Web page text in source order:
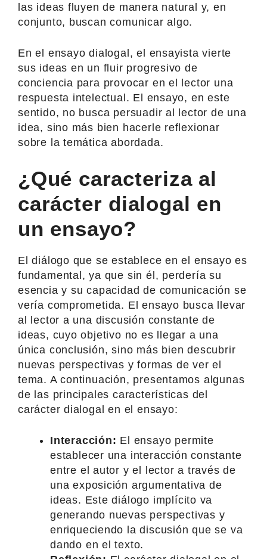
las ideas fluyen de manera natural y, en
conjunto, buscan comunicar algo.
En el ensayo dialogal, el ensayista vierte
sus ideas en un fluir progresivo de
conciencia para provocar en el lector una
respuesta intelectual. El ensayo, en este
sentido, no busca persuadir al lector de una
idea, sino más bien hacerle reflexionar
sobre la temática abordada.
¿Qué caracteriza al
carácter dialogal en
un ensayo?
El diálogo que se establece en el ensayo es
fundamental, ya que sin él, perdería su
esencia y su capacidad de comunicación se
vería comprometida. El ensayo busca llevar
al lector a una discusión constante de
ideas, cuyo objetivo no es llegar a una
única conclusión, sino más bien descubrir
nuevas perspectivas y formas de ver el
tema. A continuación, presentamos algunas
de las principales características del
carácter dialogal en el ensayo:
Interacción: El ensayo permite
establecer una interacción constante
entre el autor y el lector a través de
una exposición argumentativa de
ideas. Este diálogo implícito va
generando nuevas perspectivas y
enriqueciendo la discusión que se va
dando en el texto.